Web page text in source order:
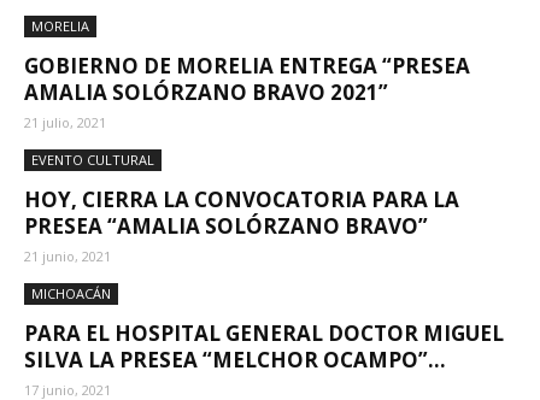
MORELIA
GOBIERNO DE MORELIA ENTREGA “PRESEA
AMALIA SOLÓRZANO BRAVO 2021”
21 julio, 2021
EVENTO CULTURAL
HOY, CIERRA LA CONVOCATORIA PARA LA
PRESEA “AMALIA SOLÓRZANO BRAVO”
21 junio, 2021
MICHOACÁN
PARA EL HOSPITAL GENERAL DOCTOR MIGUEL
SILVA LA PRESEA “MELCHOR OCAMPO”...
17 junio, 2021